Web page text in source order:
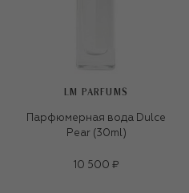
LM PARFUMS
Парфюмерная вода Dulce
Pear (30ml)
10 500 ₽